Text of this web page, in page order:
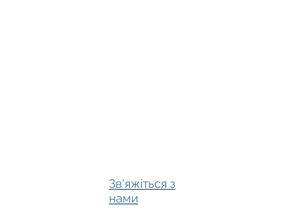
Зв'яжіться з
нами